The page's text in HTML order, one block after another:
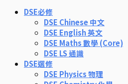
DSE必修
DSE Chinese 中文
DSE English 英文
DSE Maths 數學 (Core)
DSE LS 通識
DSE選修
DSE Physics 物理